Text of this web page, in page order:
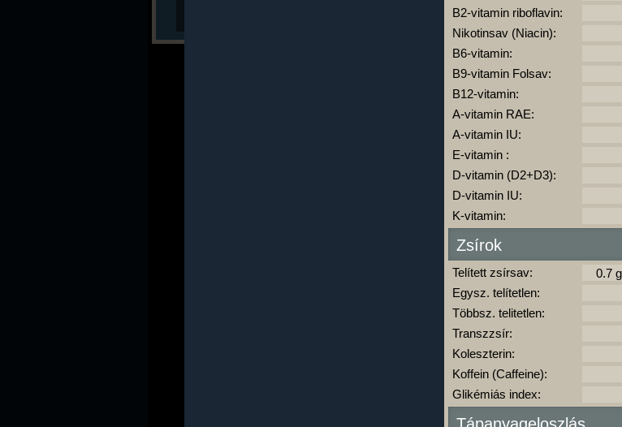
B2-vitamin riboflavin:
Nikotinsav (Niacin):
B6-vitamin:
B9-vitamin Folsav:
B12-vitamin:
A-vitamin RAE:
A-vitamin IU:
E-vitamin :
D-vitamin (D2+D3):
D-vitamin IU:
K-vitamin:
Zsírok
Telített zsírsav:
Egysz. telítetlen:
Többsz. telitetlen:
Transzzsír:
Koleszterin:
Koffein (Caffeine):
Glikémiás index: